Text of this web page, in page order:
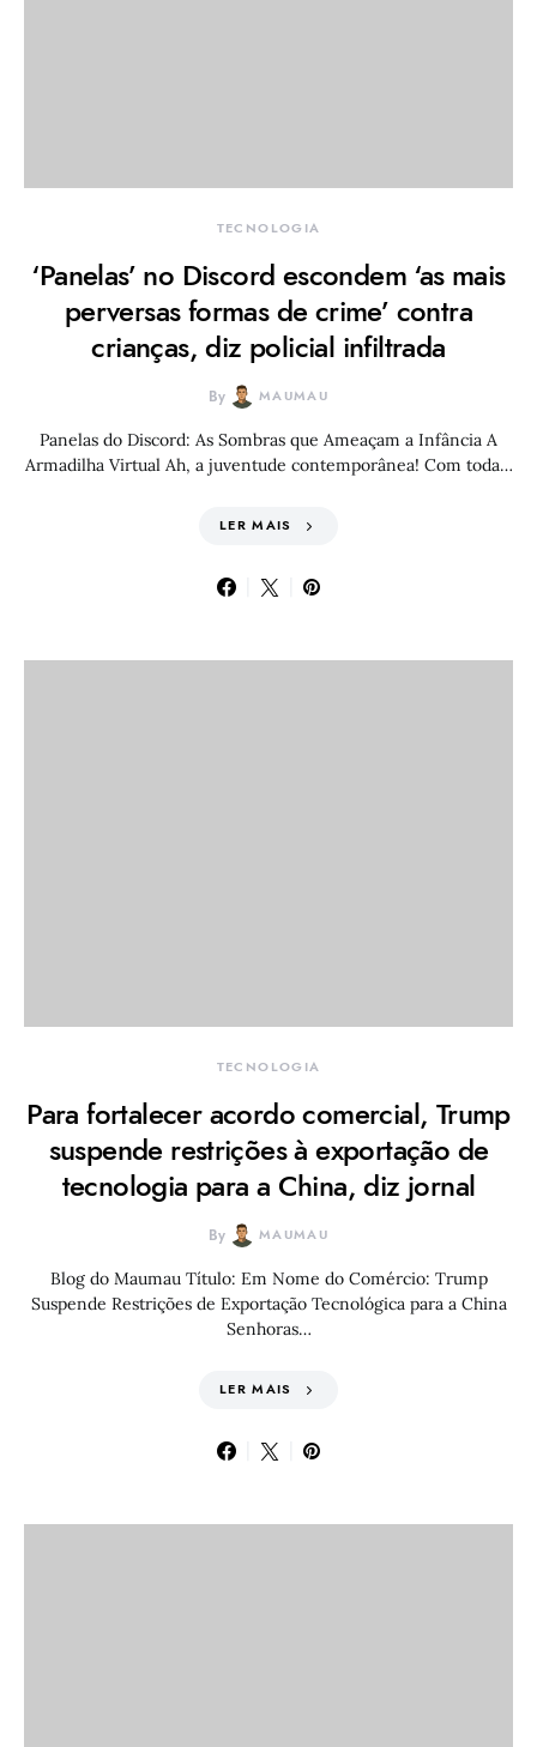
TECNOLOGIA
‘Panelas’ no Discord escondem ‘as mais
perversas formas de crime’ contra
crianças, diz policial infiltrada
By MAUMAU
Panelas do Discord: As Sombras que Ameaçam a Infância A
Armadilha Virtual Ah, a juventude contemporânea! Com toda…
LER MAIS
TECNOLOGIA
Para fortalecer acordo comercial, Trump
suspende restrições à exportação de
tecnologia para a China, diz jornal
By MAUMAU
Blog do Maumau Título: Em Nome do Comércio: Trump
Suspende Restrições de Exportação Tecnológica para a China
Senhoras…
LER MAIS